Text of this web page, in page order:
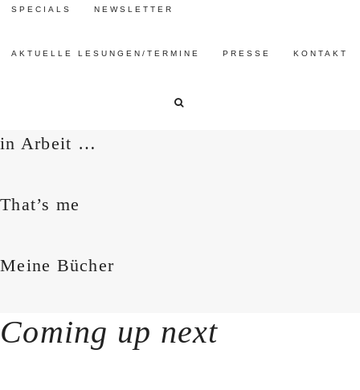
SPECIALS NEWSLETTER
AKTUELLE LESUNGEN/TERMINE PRESSE KONTAKT
in Arbeit …
That’s me
Meine Bücher
Coming up next